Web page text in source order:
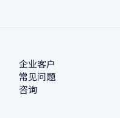
企业客户
常见问题
咨询